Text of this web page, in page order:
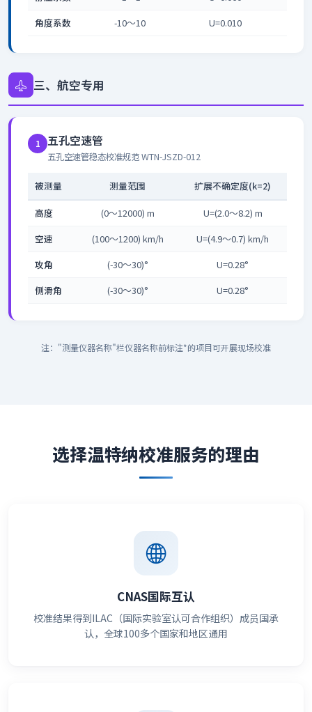
角度系数
-10～10 U=0.010
三、航空专用
1 五孔空速管
五孔空速管稳态校准规范 WTN-JSZD-012
被测量 测量范围 扩展不确定度(k=2)
高度 (0～12000) m
U=(2.0～8.2) m
空速
(100～1200) km/h
U=(4.9～0.7) km/h
攻角
(-30～30)°
U=0.28°
侧滑角
(-30～30)° U=0.28°
注："测量仪器名称"栏仪器名称前标注*的项目可开展现场校准
选择温特纳校准服务的理由
CNAS国际互认
校准结果得到ILAC（国际实验室认可合作组织）成员国承
认，全球100多个国家和地区通用